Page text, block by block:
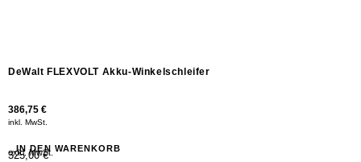
DeWalt FLEXVOLT Akku-Winkelschleifer
386,75 €
inkl. MwSt.
325,00 €
exkl. MwSt.
IN DEN WARENKORB